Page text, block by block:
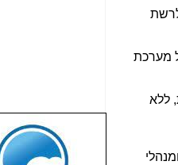
מערכת
ללא
שבוע טוב לכל
הגולשים באשר